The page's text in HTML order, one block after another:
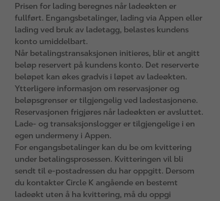
Prisen for lading beregnes når ladeøkten er
fullført. Engangsbetalinger, lading via Appen eller
lading ved bruk av ladetagg, belastes kundens
konto umiddelbart.
Når betalingstransaksjonen initieres, blir et angitt
beløp reservert på kundens konto. Det reserverte
beløpet kan økes gradvis i løpet av ladeøkten.
Ytterligere informasjon om reservasjoner og
beløpsgrenser er tilgjengelig ved ladestasjonene.
Reservasjonen frigjøres når ladeøkten er avsluttet.
Lade- og transaksjonslogger er tilgjengelige i en
egen undermeny i Appen.
For engangsbetalinger kan du be om kvittering
under betalingsprosessen. Kvitteringen vil bli
sendt til e‑postadressen du har oppgitt. Dersom
du kontakter Circle K angående en bestemt
ladeøkt uten å ha kvittering, må du oppgi